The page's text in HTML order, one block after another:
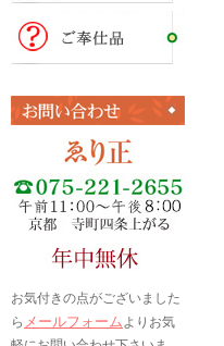
お気付きの点がございました
ら メールフォームよりお気